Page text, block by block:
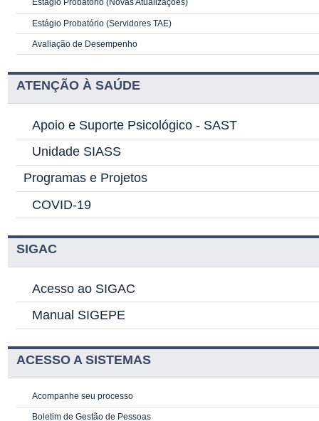
Estágio Probatório (Novas Atualizações)
Estágio Probatório (Servidores TAE)
Avaliação de Desempenho
ATENÇÃO À SAÚDE
Apoio e Suporte Psicológico - SAST
Unidade SIASS
Programas e Projetos
COVID-19
SIGAC
Acesso ao SIGAC
Manual SIGEPE
ACESSO A SISTEMAS
Acompanhe seu processo
Boletim de Gestão de Pessoas